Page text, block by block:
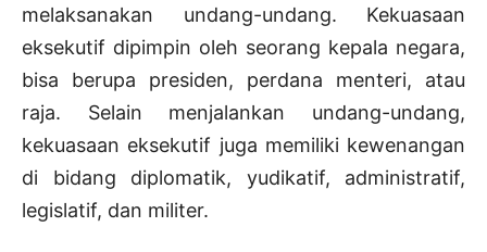
melaksanakan undang-undang. Kekuasaan
eksekutif dipimpin oleh seorang kepala negara,
bisa berupa presiden, perdana menteri, atau
raja. Selain menjalankan undang-undang,
kekuasaan eksekutif juga memiliki kewenangan
di bidang diplomatik, yudikatif, administratif,
legislatif, dan militer.